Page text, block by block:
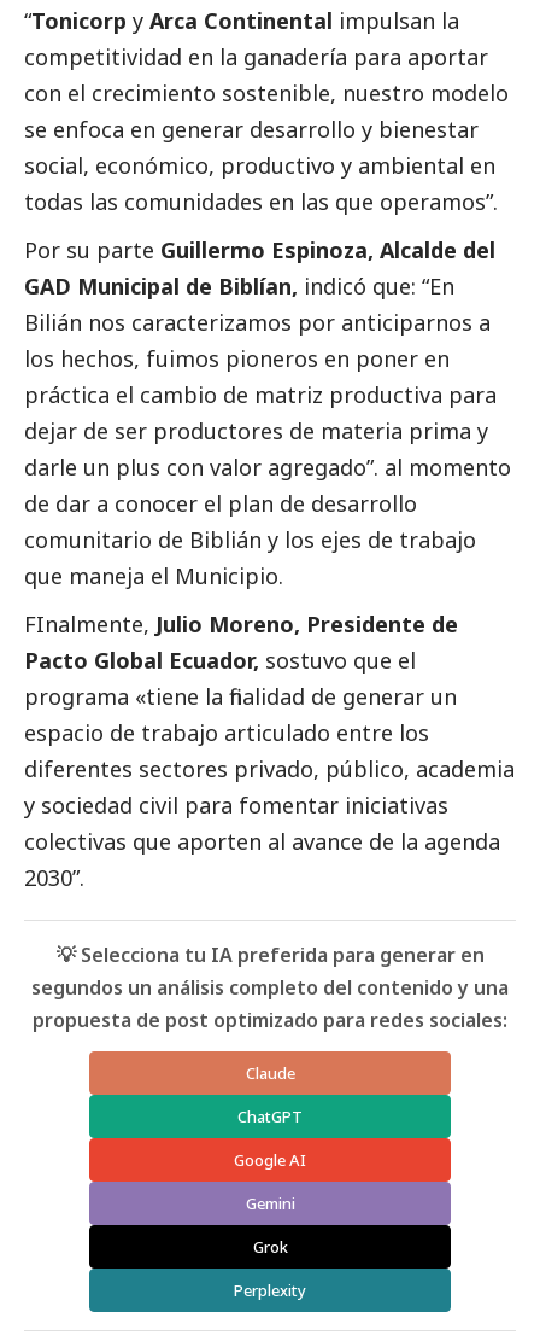
“Tonicorp y Arca Continental impulsan la
competitividad en la ganadería para aportar
con el crecimiento sostenible, nuestro modelo
se enfoca en generar desarrollo y bienestar
social, económico, productivo y ambiental en
todas las comunidades en las que operamos”.
Por su parte Guillermo Espinoza, Alcalde del
GAD Municipal de Biblían, indicó que: “En
Bilián nos caracterizamos por anticiparnos a
los hechos, fuimos pioneros en poner en
práctica el cambio de matriz productiva para
dejar de ser productores de materia prima y
darle un plus con valor agregado”. al momento
de dar a conocer el plan de desarrollo
comunitario de Biblián y los ejes de trabajo
que maneja el Municipio.
FInalmente, Julio Moreno, Presidente de
Pacto Global Ecuador, sostuvo que el
programa «tiene la finalidad de generar un
espacio de trabajo articulado entre los
diferentes sectores privado, público, academia
y sociedad civil para fomentar iniciativas
colectivas que aporten al avance de la agenda
2030”.
💡 Selecciona tu IA preferida para generar en
segundos un análisis completo del contenido y una
propuesta de post optimizado para redes sociales:
Claude
ChatGPT
Google AI
Gemini
Grok
Perplexity